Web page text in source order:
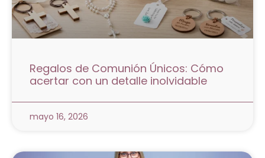
Regalos de Comunión Únicos: Cómo
acertar con un detalle inolvidable
mayo 16, 2026